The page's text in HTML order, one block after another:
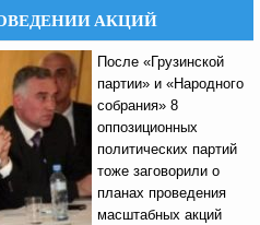
АКЦИЙ
После «Грузинской
партии» и «Народного
собрания» 8
оппозиционных
политических партий
тоже заговорили о
планах проведения
масштабных акций